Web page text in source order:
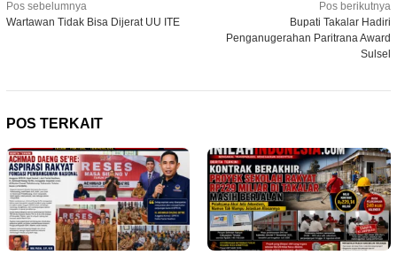
Navigasi
Pos sebelumnya
Wartawan Tidak Bisa Dijerat UU ITE
Pos berikutnya
Bupati Takalar Hadiri
Penganugerahan Paritrana Award
Sulsel
POS TERKAIT